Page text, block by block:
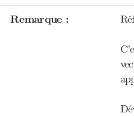
Remarque :